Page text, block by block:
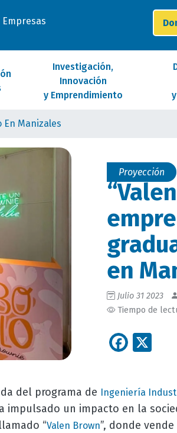
Empresas
Investigación,
Innovación
y Emprendimiento
En Manizales
Proyección
en
Julio 31 2023
Tiempo de
del programa de Ingeniería
impulsado un impacto en la
“Valen Brown”, donde